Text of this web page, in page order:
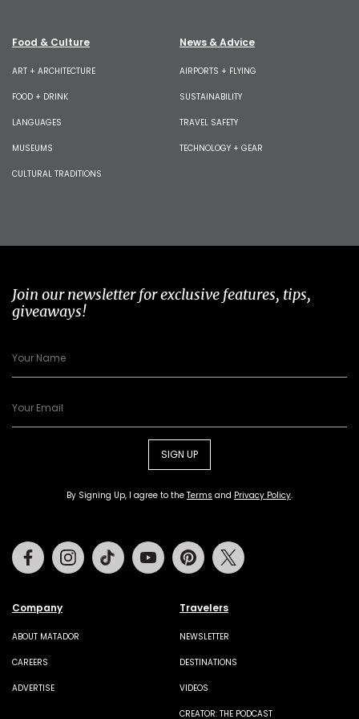
Food & Culture
ART + ARCHITECTURE
FOOD + DRINK
LANGUAGES
MUSEUMS
CULTURAL TRADITIONS
News & Advice
AIRPORTS + FLYING
SUSTAINABILITY
TRAVEL SAFETY
TECHNOLOGY + GEAR
Join our newsletter for exclusive features, tips,
giveaways!
SIGN UP
By Signing Up, I agree to the Terms and Privacy Policy.
Company
ABOUT MATADOR
CAREERS
ADVERTISE
Travelers
NEWSLETTER
DESTINATIONS
VIDEOS
CREATOR: THE PODCAST
FacebookInstagramTiktok Youtube Pinterest